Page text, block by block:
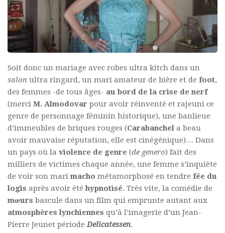
Soit donc un mariage avec robes ultra kitch dans un
salon ultra ringard, un mari amateur de bière et de foot,
des femmes -de tous âges- au bord de la crise de nerf
(merci M. Almodovar pour avoir réinventé et rajeuni ce
genre de personnage féminin historique), une banlieue
d’immeubles de briques rouges (Carabanchel a beau
avoir mauvaise réputation, elle est cinégénique)… Dans
un pays où la violence de genre (de genero) fait des
milliers de victimes chaque année, une femme s’inquiète
de voir son marimacho métamorphosé en tendre fée du
logis après avoir étéhypnotisé. Très vite, la comédie de
mœurs bascule dans un film qui emprunte autant aux
atmosphères lynchiennes qu’à l’imagerie d’un Jean-
Pierre Jeunet périodeDelicatessen.